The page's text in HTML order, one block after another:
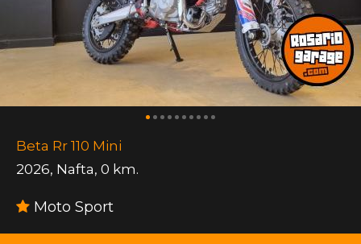
Beta Rr 110 Mini
2026, Nafta, 0 km.
Moto Sport